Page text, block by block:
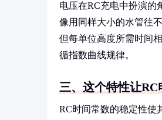
电压在RC充电中扮演的
像用同样大小的水管往
但每单位高度所需时间
循指数曲线规律。
三、这个特性让RC
RC时间常数的稳定性使